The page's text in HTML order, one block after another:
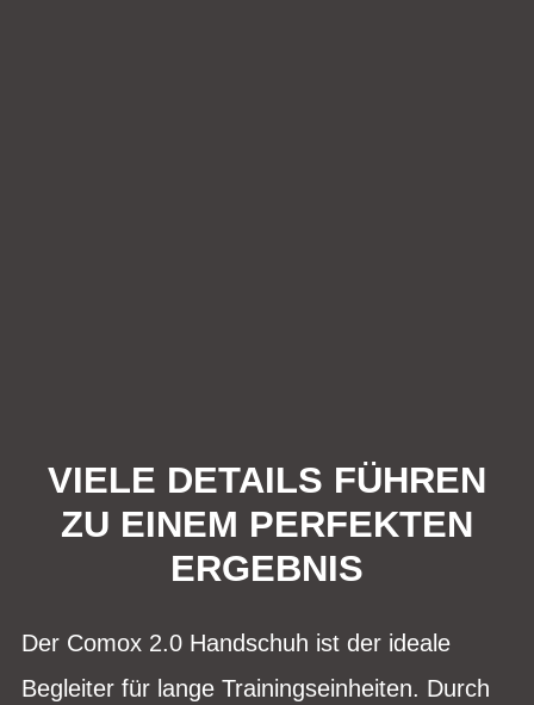
VIELE DETAILS FÜHREN
ZU EINEM PERFEKTEN
ERGEBNIS
Der Comox 2.0 Handschuh ist der ideale
Begleiter für lange Trainingseinheiten. Durch